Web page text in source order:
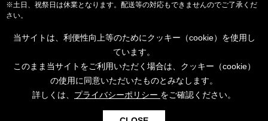
※土日、祝祭日は休業となります。配送等の対応もできませんのでご了承くだ
さい。
© CAPTAINSTAG Co.Ltd.
当サイトは、利便性向上等のためにクッキー（cookie）を使用し
ています。
このまま当サイトをご利用いただく場合は、クッキー（cookie）
の使用に同意いただいたものとみなします。
詳しくは、 プライバシーポリシー をご確認ください。